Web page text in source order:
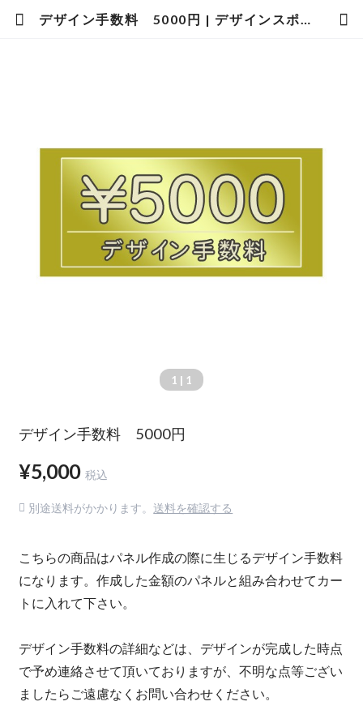
デザイン手数料 5000円 | デザインスポーツフォトタカギ
1 | 1
デザイン手数料 5000円
¥5,000 税込
別途送料がかかります。 送料を確認する
こちらの商品はパネル作成の際に生じるデザイン手数料
になります。作成した金額のパネルと組み合わせてカー
トに入れて下さい。
デザイン手数料の詳細などは、デザインが完成した時点
で予め連絡させて頂いておりますが、不明な点等ござい
ましたらご遠慮なくお問い合わせください。